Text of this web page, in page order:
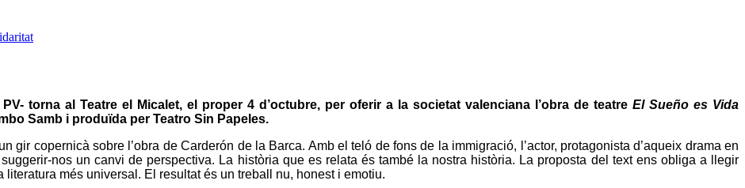
torna al Teatre el Micalet, el proper 4 d’octubre, per oferir a la societat valenciana l’obra de teatre El Sueño es Vida
Samb i produïda per Teatro Sin Papeles.
gir copernicà sobre l’obra de Carderón de la Barca. Amb el teló de fons de la immigració, l’actor, protagonista d’aqueix drama en
nos un canvi de perspectiva. La història que es relata és també la nostra història. La proposta del text ens obliga a llegir
més universal. El resultat és un treball nu, honest i emotiu.